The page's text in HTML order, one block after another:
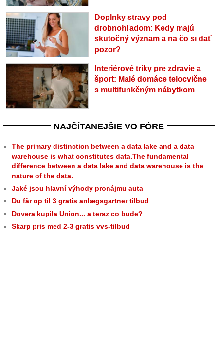
Doplnky stravy pod
drobnohľadom: Kedy majú
skutočný význam a na čo si dať
pozor?
Interiérové triky pre zdravie a
šport: Malé domáce telocvične
s multifunkčným nábytkom
NAJČÍTANEJŠIE VO FÓRE
The primary distinction between a data lake and a data
warehouse is what constitutes data.The fundamental
difference between a data lake and data warehouse is the
nature of the data.
Jaké jsou hlavní výhody pronájmu auta
Du får op til 3 gratis anlægsgartner tilbud
Dovera kupila Union... a teraz co bude?
Skarp pris med 2-3 gratis vvs-tilbud